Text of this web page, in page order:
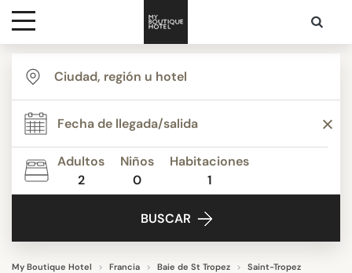
Destinos
Inspiración
Contacto
Adultos
2
Niños
0
Habitaciones
1
BUSCAR
My Boutique Hotel Francia Baie de St Tropez
Saint-Tropez
ESTILO
TEMÁTICA
ESTRELLAS